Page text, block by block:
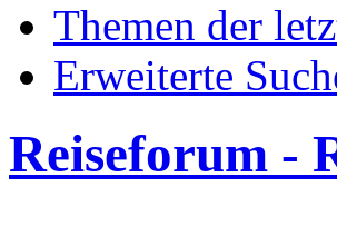
Themen der
Erweiterte
Reiseforum -